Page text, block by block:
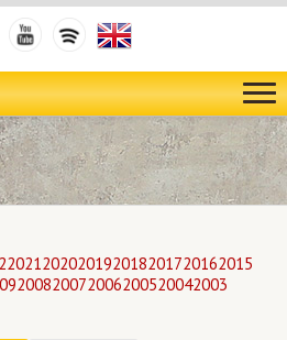
2021202020192018201720162015
200820072006200520042003